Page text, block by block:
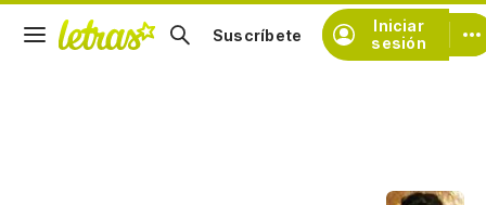
Iniciar
sesión
Suscríbete